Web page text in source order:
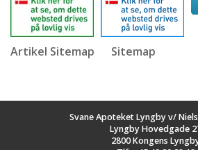
Artikel Sitemap Sitemap
Svane Apoteket Lyngby v/
Lyngby Hovedgade
2800 Kongens